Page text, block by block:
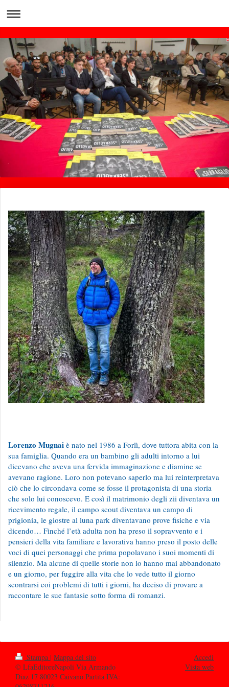
Lorenzo Mugnai è nato nel 1986 a Forlì, dove tuttora abita con la
sua famiglia. Quando era un bambino gli adulti intorno a lui
dicevano che aveva una fervida immaginazione e diamine se
avevano ragione. Loro non potevano saperlo ma lui reinterpretava
ciò che lo circondava come se fosse il protagonista di una storia
che solo lui conoscevo. E così il matrimonio degli zii diventava un
ricevimento regale, il campo scout diventava un campo di
prigionia, le giostre al luna park diventavano prove fisiche e via
dicendo… Finché l’età adulta non ha preso il sopravvento e i
pensieri della vita familiare e lavorativa hanno preso il posto delle
voci di quei personaggi che prima popolavano i suoi momenti di
silenzio. Ma alcune di quelle storie non lo hanno mai abbandonato
e un giorno, per fuggire alla vita che lo vede tutto il giorno
scontrarsi coi problemi di tutti i giorni, ha deciso di provare a
raccontare le sue fantasie sotto forma di romanzi.
Stampa | Mappa del sito
© LfaEditoreNapoli Via Armando
Diaz 17 80023 Caivano Partita IVA:
Accedi
Vista web